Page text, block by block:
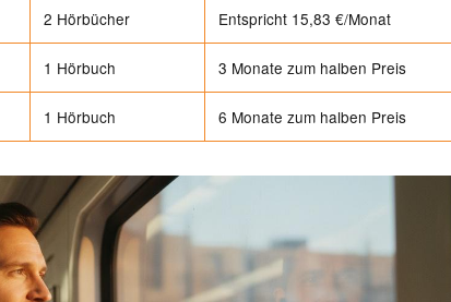
2 Hörbücher Entspricht 15,83 €/Monat
1 Hörbuch 3 Monate zum halben Preis
1 Hörbuch 6 Monate zum halben Preis